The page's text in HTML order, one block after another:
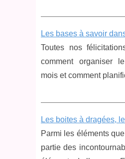
Les bases à savoir
Toutes nos
comment organiser
mois et comment
Les boites à dragées,
Parmi les éléments
partie des